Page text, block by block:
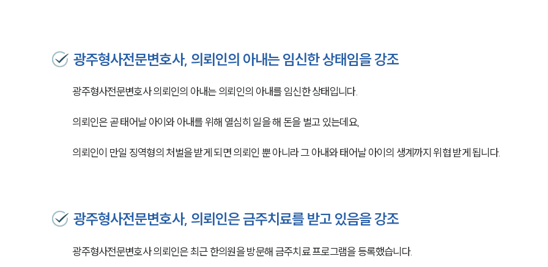
광주형사전문변호사, 의뢰인의 아내는 임신한 상태임을 강조
광주형사전문변호사 의뢰인의 아내는 의뢰인의 아내를 임신한 상태입니다.
의뢰인은 곧 태어날 아이와 아내를 위해 열심히 일을 해 돈을 벌고 있는데요,
의뢰인이 만일 징역형의 처벌을 받게 되면 의뢰인 뿐 아니라 그 아내와 태어날 아이의 생계까지 위협 받게 됩니다.
광주형사전문변호사, 의뢰인은 금주치료를 받고 있음을 강조
광주형사전문변호사 의뢰인은 최근 한의원을 방문해 금주치료 프로그램을 등록했습니다.